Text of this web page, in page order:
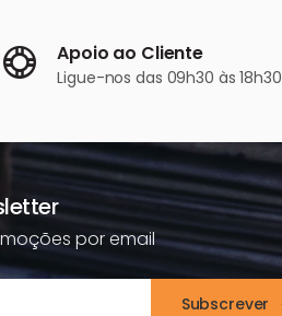
Apoio ao Cliente
Ligue-nos das 09h30 às 18h30
por email
Subscrever